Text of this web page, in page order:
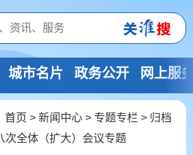
城市名片 政务公开 网上服
首页 > 新闻中心 > 专题专栏 > 归档
次全体（扩大）会议专题